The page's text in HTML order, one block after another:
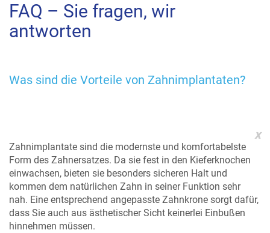
FAQ – Sie fragen, wir
antworten
Was sind die Vorteile von Zahnimplantaten?
x
Zahnimplantate sind die modernste und komfortabelste
Form des Zahnersatzes. Da sie fest in den Kieferknochen
einwachsen, bieten sie besonders sicheren Halt und
kommen dem natürlichen Zahn in seiner Funktion sehr
nah. Eine entsprechend angepasste Zahnkrone sorgt dafür,
dass Sie auch aus ästhetischer Sicht keinerlei Einbußen
hinnehmen müssen.